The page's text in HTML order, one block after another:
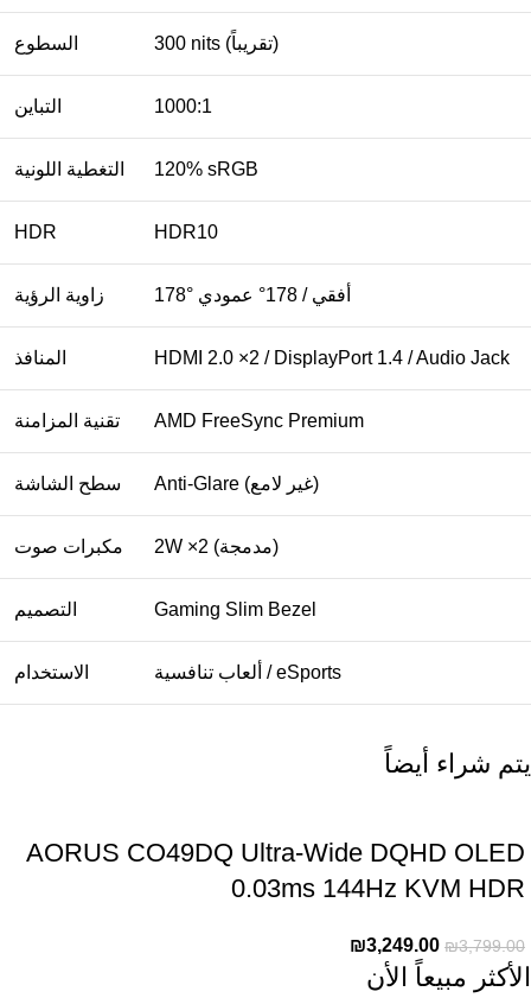
السطوع 300 nits (تقريباً)
التباين 1000:1
التغطية اللونية 120% sRGB
HDR HDR10
زاوية الرؤية 178° أفقي / 178° عمودي
المنافذ HDMI 2.0 ×2 / DisplayPort 1.4 / Audio Jack
تقنية المزامنة AMD FreeSync Premium
سطح الشاشة Anti-Glare (غير لامع)
مكبرات صوت 2W ×2 (مدمجة)
التصميم Gaming Slim Bezel
الاستخدام ألعاب تنافسية / eSports
يتم شراء أيضاً
AORUS CO49DQ Ultra-Wide DQHD OLED
0.03ms 144Hz KVM HDR
₪3,799.00
₪3,249.00
الأكثر مبيعاً الأن